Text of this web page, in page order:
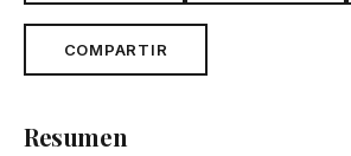
COMPARTIR
Resumen